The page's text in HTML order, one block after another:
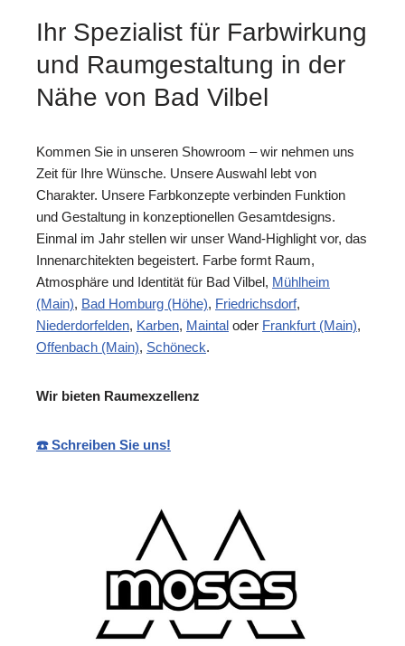
Ihr Spezialist für Farbwirkung
und Raumgestaltung in der
Nähe von Bad Vilbel
Kommen Sie in unseren Showroom – wir nehmen uns
Zeit für Ihre Wünsche. Unsere Auswahl lebt von
Charakter. Unsere Farbkonzepte verbinden Funktion
und Gestaltung in konzeptionellen Gesamtdesigns.
Einmal im Jahr stellen wir unser Wand-Highlight vor, das
Innenarchitekten begeistert. Farbe formt Raum,
Atmosphäre und Identität für Bad Vilbel, Mühlheim
(Main), Bad Homburg (Höhe), Friedrichsdorf,
Niederdorfelden, Karben, Maintal oder Frankfurt (Main),
Offenbach (Main), Schöneck.
Wir bieten Raumexzellenz
☎️ Schreiben Sie uns!